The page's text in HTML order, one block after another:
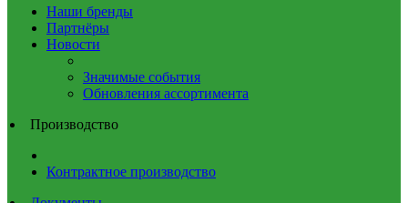
Наши бренды
Партнёры
Новости
Значимые события
Обновления ассортимента
Производство
Контрактное производство